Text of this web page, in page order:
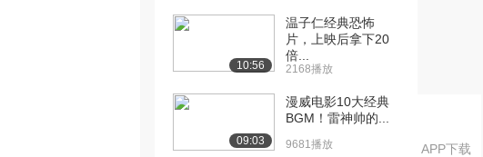
APP下载
10:56
温子仁经典恐怖
片，上映后拿下20
倍...
2168播放
09:03
漫威电影10大经典
BGM！雷神帅的...
9681播放